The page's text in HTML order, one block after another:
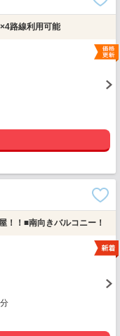
路線利用可能
！！■南向きバルコニー！